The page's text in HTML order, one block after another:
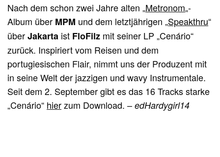
Nach dem schon zwei Jahre alten „Metronom„-
Album über MPM und dem letztjährigen „Speakthru“
überJakarta ist FloFilz mit seiner LP „Cenário“
zurück. Inspiriert vom Reisen und dem
portugiesischen Flair, nimmt uns der Produzent mit
in seine Welt der jazzigen und wavy Instrumentale.
Seit dem 2. September gibt es das 16 Tracks starke
„Cenário“ hierzum Download. –edHardygirl14